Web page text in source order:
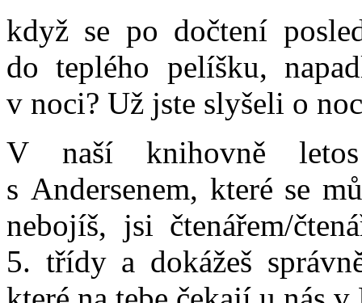
když se po dočtení
do teplého pelíšku,
v noci? Už jste slyšeli o
V naší knihovně
s Andersenem, které se
nebojíš, jsi čtenářem/
5. třídy a dokážeš